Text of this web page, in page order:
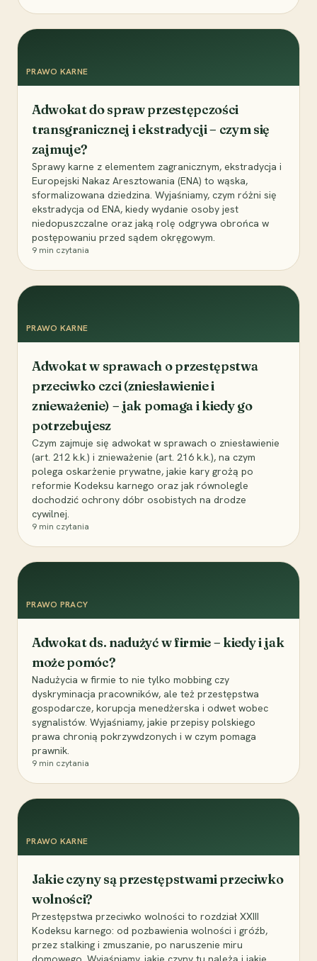
PRAWO KARNE
Adwokat do spraw przestępczości
transgranicznej i ekstradycji – czym się
zajmuje?
Sprawy karne z elementem zagranicznym, ekstradycja i
Europejski Nakaz Aresztowania (ENA) to wąska,
sformalizowana dziedzina. Wyjaśniamy, czym różni się
ekstradycja od ENA, kiedy wydanie osoby jest
niedopuszczalne oraz jaką rolę odgrywa obrońca w
postępowaniu przed sądem okręgowym.
9 min czytania
PRAWO KARNE
Adwokat w sprawach o przestępstwa
przeciwko czci (zniesławienie i
znieważenie) – jak pomaga i kiedy go
potrzebujesz
Czym zajmuje się adwokat w sprawach o zniesławienie
(art. 212 k.k.) i znieważenie (art. 216 k.k.), na czym
polega oskarżenie prywatne, jakie kary grożą po
reformie Kodeksu karnego oraz jak równolegle
dochodzić ochrony dóbr osobistych na drodze
cywilnej.
9 min czytania
PRAWO PRACY
Adwokat ds. nadużyć w firmie – kiedy i jak
może pomóc?
Nadużycia w firmie to nie tylko mobbing czy
dyskryminacja pracowników, ale też przestępstwa
gospodarcze, korupcja menedżerska i odwet wobec
sygnalistów. Wyjaśniamy, jakie przepisy polskiego
prawa chronią pokrzywdzonych i w czym pomaga
prawnik.
9 min czytania
PRAWO KARNE
Jakie czyny są przestępstwami przeciwko
wolności?
Przestępstwa przeciwko wolności to rozdział XXIII
Kodeksu karnego: od pozbawienia wolności i gróźb,
przez stalking i zmuszanie, po naruszenie miru